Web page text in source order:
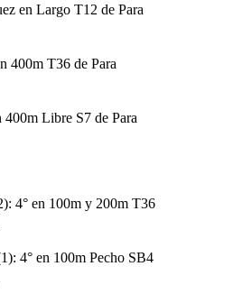
en Largo T12 de Para
400m T36 de Para
Libre S7 de Para
4° en 100m y 200m T36
4° en 100m Pecho SB4